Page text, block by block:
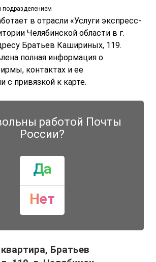
подразделением
в отрасли «Услуги экспресс-
Челябинской области в г.
Братьев Кашириных, 119.
полная информация о
контактах и ее
с привязкой к карте.
работой Почты
России?
Да
Нет
Братьев